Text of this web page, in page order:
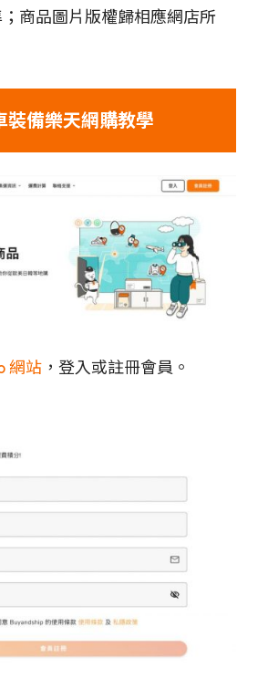
商品圖片版權歸相應網店所
裝備樂天網購教學
網站 ，登入或註冊會員。